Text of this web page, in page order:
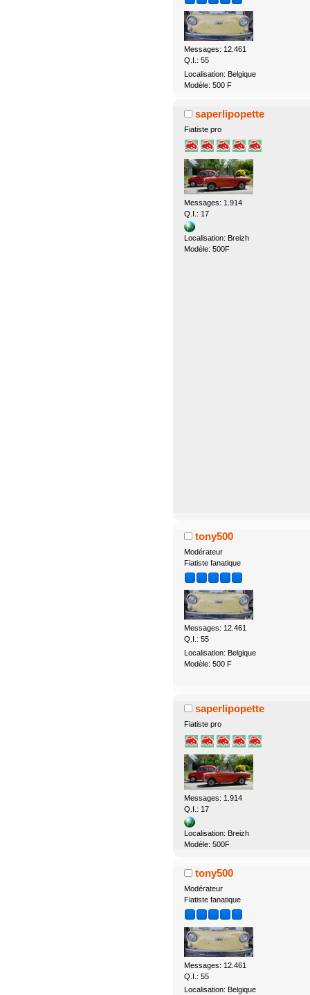
Messages: 12.461
Q.I.: 55
Localisation: Belgique
Modèle: 500 F
saperlipopette
Fiatiste pro
Messages: 1.914
Q.I.: 17
Localisation: Breizh
Modèle: 500F
tony500
Modérateur
Fiatiste fanatique
Messages: 12.461
Q.I.: 55
Localisation: Belgique
Modèle: 500 F
saperlipopette
Fiatiste pro
Messages: 1.914
Q.I.: 17
Localisation: Breizh
Modèle: 500F
tony500
Modérateur
Fiatiste fanatique
Messages: 12.461
Q.I.: 55
Localisation: Belgique